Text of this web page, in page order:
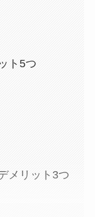
ト5つ
メリット3つ